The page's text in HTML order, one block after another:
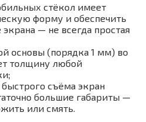
стёкол имеет
форму и обеспечить
— не всегда простая
основы (порядка 1 мм) во
толщину любой
съёма экран
большие габариты —
или смять.